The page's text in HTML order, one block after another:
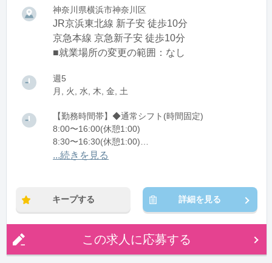
神奈川県横浜市神奈川区
JR京浜東北線 新子安 徒歩10分
京急本線 京急新子安 徒歩10分
■就業場所の変更の範囲：なし
週5
月, 火, 水, 木, 金, 土
【勤務時間帯】◆通常シフト(時間固定)
8:00〜16:00(休憩1:00)
8:30〜16:30(休憩1:00)
9:00〜17:00(休憩1:00)
※時短：要相談
...続きを見る
キープする 詳細を見る
この求人に応募する